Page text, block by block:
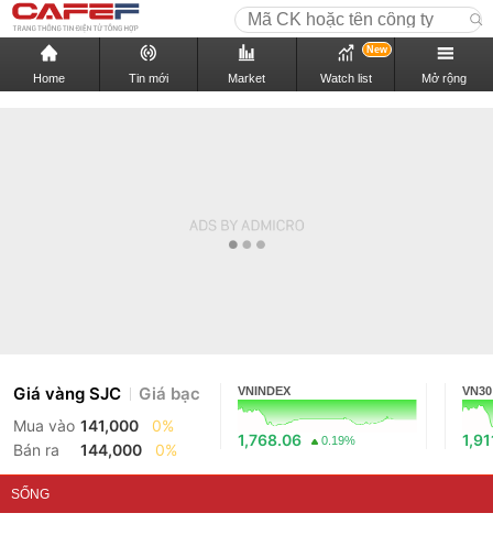
Home Tin mới Market Watch list
New
Mở rộng
Giá vàng SJC Giá bạc
Mua vào 141,000
0%
Bán ra
144,000 0%
VNINDEX
1,768.06 0.19%
VN30
SỐNG